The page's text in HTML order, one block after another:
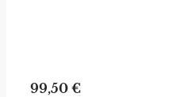
99,50 €